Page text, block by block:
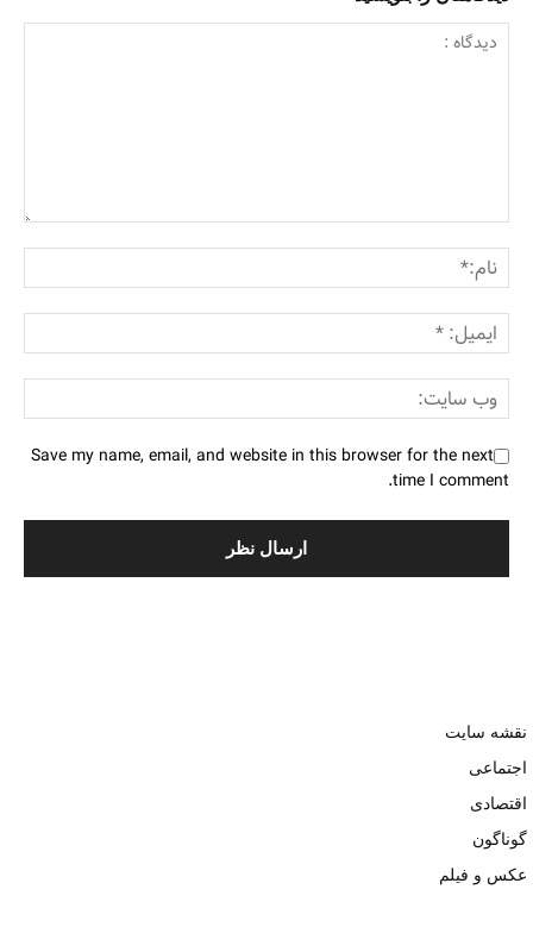
Save my name, email, and website in this browser for the next
time I comment.
نقشه سایت
اجتماعی
اقتصادی
گوناگون
عکس و فیلم